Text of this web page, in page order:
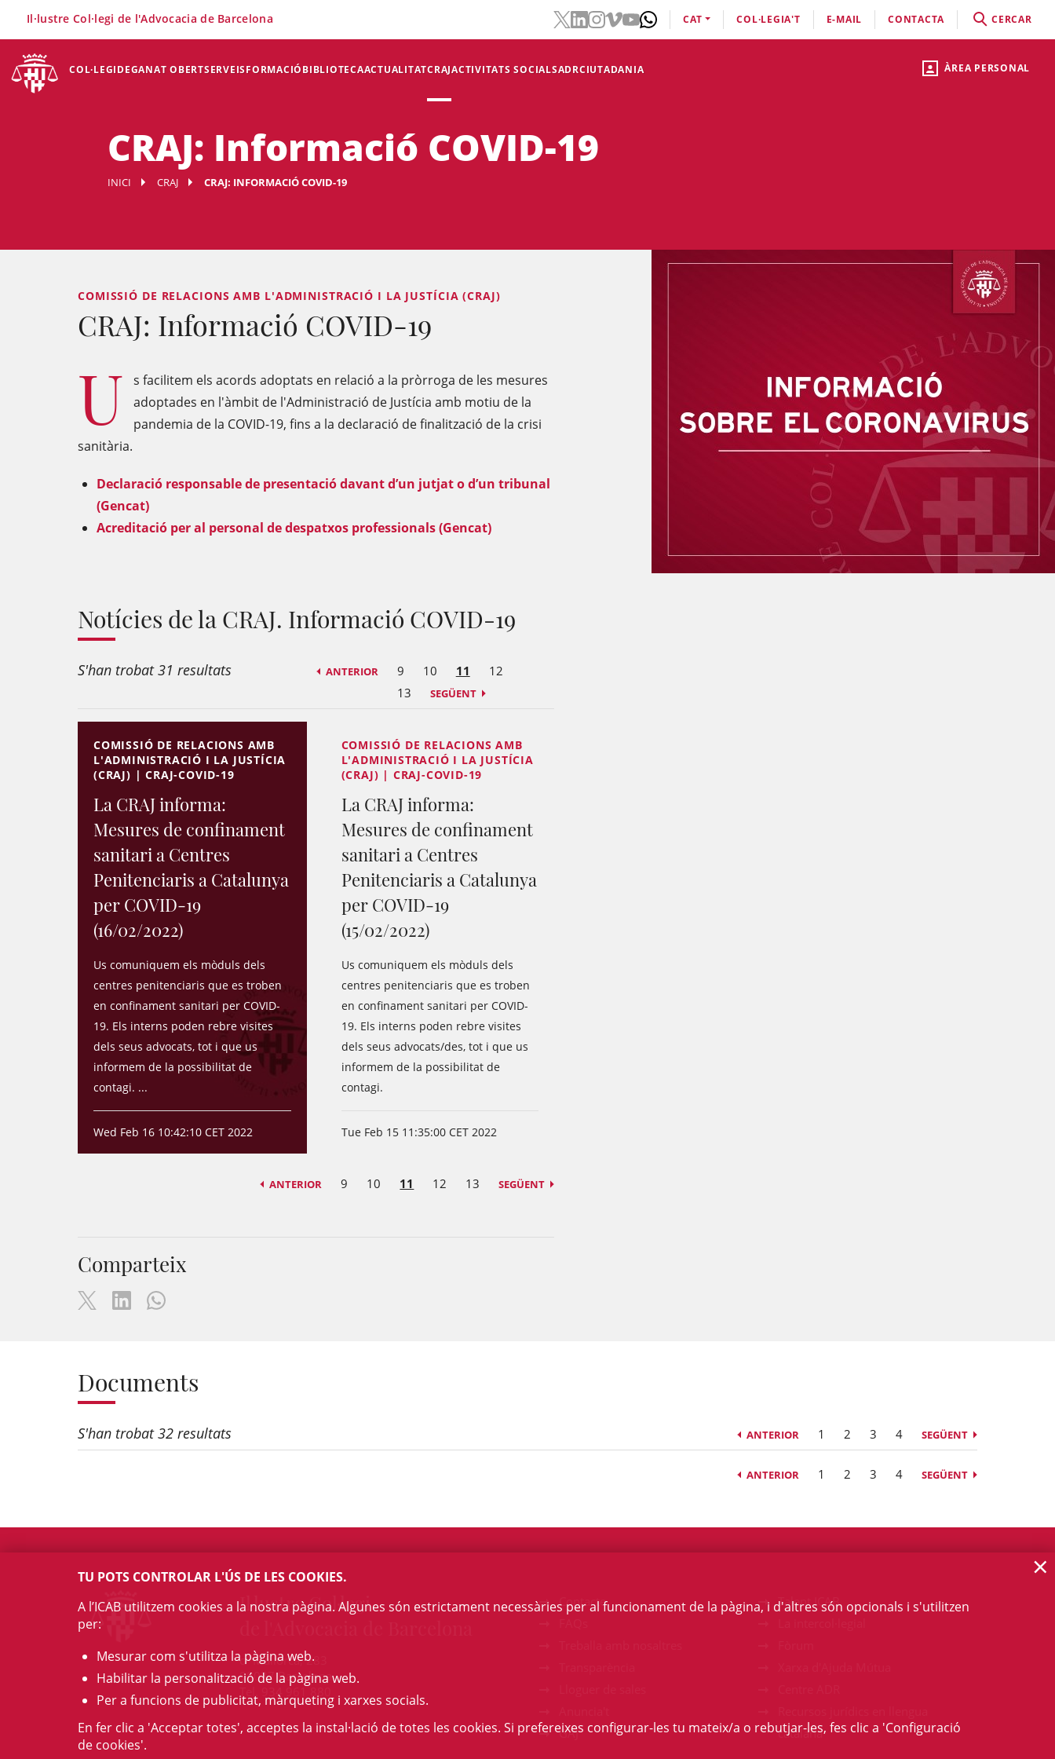
ÀREA PERSONAL
COL·LEGIDEGANAT OBERTSERVEISFORMACIÓBIBLIOTECAACTUALITATCRAJACTIVITATS SOCIALSADRCIUTADANIA
Il·lustre Col·legi de l'Advocacia de Barcelona CAT COL·LEGIA'T E-MAIL CONTACTA CERCAR
CRAJ: Informació COVID-19
INICI CRAJ CRAJ: INFORMACIÓ COVID-19
COMISSIÓ DE RELACIONS AMB L'ADMINISTRACIÓ I LA JUSTÍCIA (CRAJ)
CRAJ: Informació COVID-19
U
s facilitem els acords adoptats en relació a la pròrroga de les mesures
adoptades en l'àmbit de l'Administració de Justícia amb motiu de la
pandemia de la COVID-19, fins a la declaració de finalització de la crisi
sanitària.
Declaració responsable de presentació davant d’un jutjat o d’un tribunal
(Gencat)
Acreditació per al personal de despatxos professionals (Gencat)
Notícies de la CRAJ. Informació COVID-19
S'han trobat 31 resultats ANTERIOR 9 10 11
12
13
SEGÜENT
COMISSIÓ DE RELACIONS AMB
L'ADMINISTRACIÓ I LA JUSTÍCIA
(CRAJ) | CRAJ-COVID-19
La CRAJ informa:
Mesures de confinament
sanitari a Centres
Penitenciaris a Catalunya
per COVID-19
(16/02/2022)
Us comuniquem els mòduls dels
centres penitenciaris que es troben
en confinament sanitari per COVID-
19. Els interns poden rebre visites
dels seus advocats, tot i que us
informem de la possibilitat de
contagi. ...
Wed Feb 16 10:42:10 CET 2022
COMISSIÓ DE RELACIONS AMB
L'ADMINISTRACIÓ I LA JUSTÍCIA
(CRAJ) | CRAJ-COVID-19
La CRAJ informa:
Mesures de confinament
sanitari a Centres
Penitenciaris a Catalunya
per COVID-19
(15/02/2022)
Us comuniquem els mòduls dels
centres penitenciaris que es troben
en confinament sanitari per COVID-
19. Els interns poden rebre visites
dels seus advocats/des, tot i que us
informem de la possibilitat de
contagi.
Tue Feb 15 11:35:00 CET 2022
ANTERIOR 9 10 11 12 13 SEGÜENT
Comparteix
Documents
S'han trobat 32 resultats ANTERIOR 1 2 3 4 SEGÜENT
ANTERIOR 1 2 3 4 SEGÜENT
Il·lustre Col·legi
c/ Mallorca, 283
08037 Barcelona
Tel. 934 961 880
Contacte
GAJ
Talent ICAB
catalana
TU POTS CONTROLAR L'ÚS DE LES COOKIES.
A l’ICAB utilitzem cookies a la nostra pàgina. Algunes són estrictament necessàries per al funcionament de la pàgina, i d'altres són opcionals i s'utilitzen
per:
Mesurar com s'utilitza la pàgina web.
Habilitar la personalització de la pàgina web.
Per a funcions de publicitat, màrqueting i xarxes socials.
En fer clic a 'Acceptar totes', acceptes la instal·lació de totes les cookies. Si prefereixes configurar-les tu mateix/a o rebutjar-les, fes clic a 'Configuració
de cookies'.
×